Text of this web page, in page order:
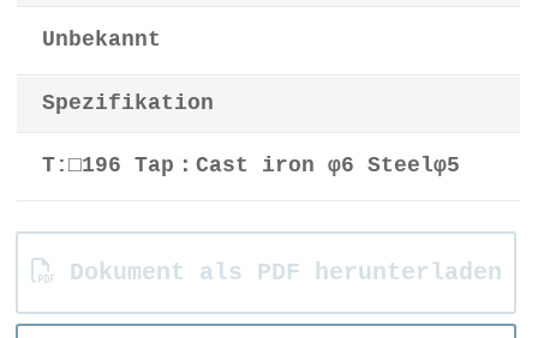
Unbekannt
Spezifikation
T:□196 Tap：Cast iron φ6 Steelφ5
Dokument als PDF herunterladen